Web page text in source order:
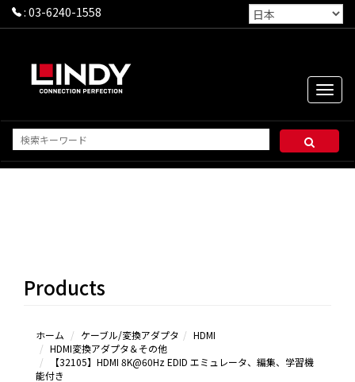
: 03-6240-1558
Toggle
- Mini
HDMI
HDMI (A
Products
ホーム ケーブル/変換アダプタ
HDMI
HDMI変換アダプタ＆その他
【32105】HDMI 8K@60Hz EDID エミュレータ、編集、学習機
能付き